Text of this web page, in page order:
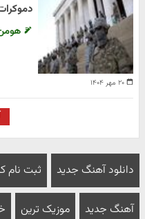
۲۰ مهر ۱۴۰۴
دانلود آهنگ جدید ثبت نام
آهنگ جدید موزیک ترین